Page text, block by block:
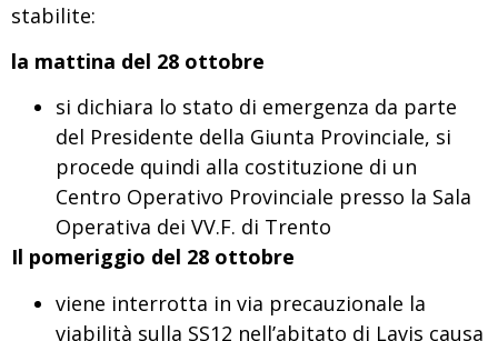
stabilite:
la mattina del 28 ottobre
si dichiara lo stato di emergenza da parte
del Presidente della Giunta Provinciale, si
procede quindi alla costituzione di un
Centro Operativo Provinciale presso la Sala
Operativa dei VV.F. di Trento
Il pomeriggio del 28 ottobre
viene interrotta in via precauzionale la
viabilità sulla SS12 nell’abitato di Lavis causa